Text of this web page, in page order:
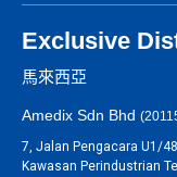
Exclusive
馬來西亞
Amedix Sdn Bhd
7, Jalan Pengacara U1/
Kawasan Perindustrian